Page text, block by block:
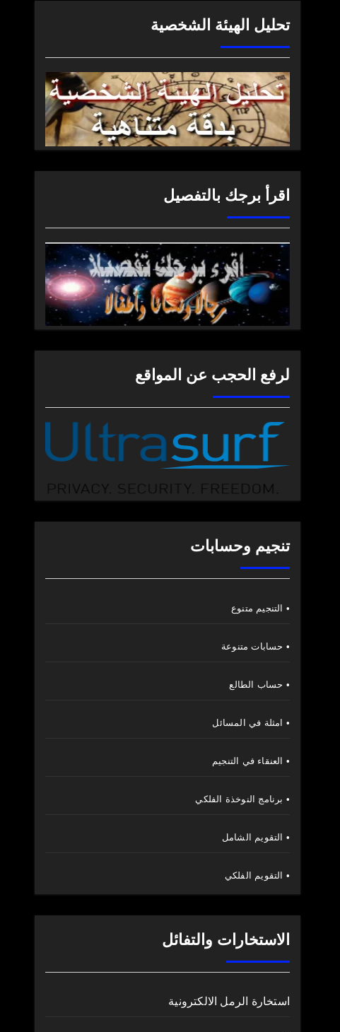
تحليل الهيئة الشخصية
اقرأ برجك بالتفصيل
لرفع الحجب عن المواقع
تنجيم وحسابات
• التنجيم متنوع
• حسابات متنوعة
• حساب الطالع
• امثلة في المسائل
• العنقاء في التنجيم
• برنامج النوخذة الفلكي
• التقويم الشامل
• التقويم الفلكي
الاستخارات والتفائل
استخارة الرمل الالكترونية